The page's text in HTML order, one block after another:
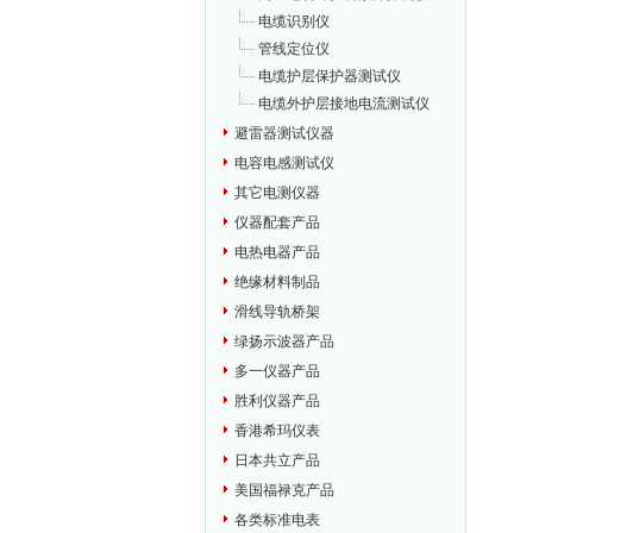
电缆识别仪
管线定位仪
电缆护层保护器测试仪
电缆外护层接地电流测试仪
避雷器测试仪器
电容电感测试仪
其它电测仪器
仪器配套产品
电热电器产品
绝缘材料制品
滑线导轨桥架
绿扬示波器产品
多一仪器产品
胜利仪器产品
香港希玛仪表
日本共立产品
美国福禄克产品
各类标准电表